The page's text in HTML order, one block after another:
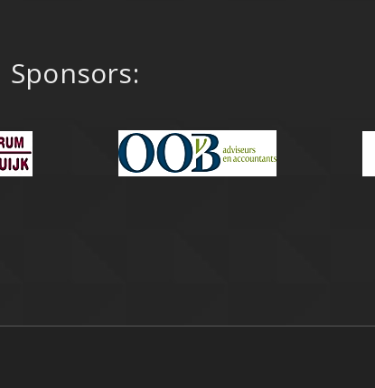
Sponsors: